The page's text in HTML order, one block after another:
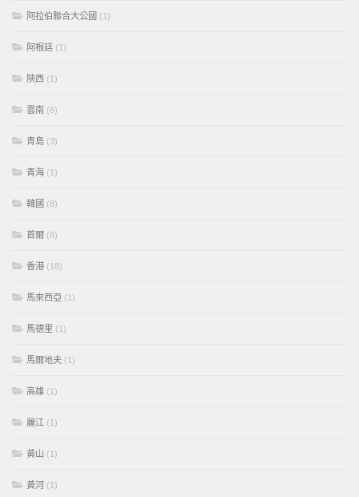
阿拉伯聯合大公國 (1)
阿根廷 (1)
陝西 (1)
雲南 (6)
青島 (3)
青海 (1)
韓國 (8)
首爾 (6)
香港 (18)
馬來西亞 (1)
馬德里 (1)
馬爾地夫 (1)
高雄 (1)
麗江 (1)
黃山 (1)
黃河 (1)